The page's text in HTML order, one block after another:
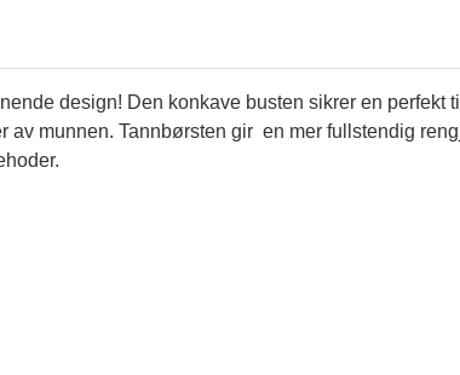
design! Den konkave busten sikrer en perfekt
munnen. Tannbørsten gir en mer fullstendig